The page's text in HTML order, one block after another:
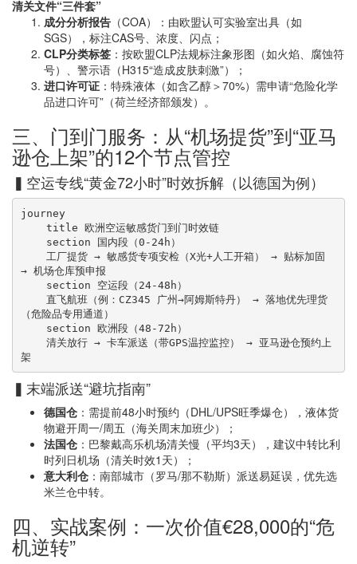
清关文件“三件套”
成分分析报告 （COA）：由欧盟认可实验室出具（如
SGS），标注CAS号、浓度、闪点；
CLP分类标签 ：按欧盟CLP法规标注象形图（如火焰、腐蚀符
号）、警示语（H315“造成皮肤刺激”）；
进口许可证 ：特殊液体（如含乙醇＞70%）需申请“危险化学
品进口许可”（荷兰经济部颁发）。
三、门到门服务：从“机场提货”到“亚马
逊仓上架”的12个节点管控
▍空运专线“黄金72小时”时效拆解（以德国为例）
journey
→ 机场仓库预申报
（危险品专用通道）
▍末端派送“避坑指南”
德国仓 ：需提前48小时预约（DHL/UPS旺季爆仓），液体货
物避开周一/周五（海关周末加班少）；
法国仓 ：巴黎戴高乐机场清关慢（平均3天），建议中转比利
时列日机场（清关时效1天）；
意大利仓 ：南部城市（罗马/那不勒斯）派送易延误，优先选
米兰仓中转。
四、实战案例：一次价值€28,000的“危
机逆转”